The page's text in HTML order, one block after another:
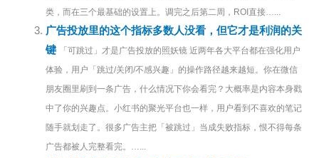
类，而在三个最基础的设置上。调完之后第二周，ROI直接…...
广告投放里的这个指标多数人没看，但它才是利润的关
键
「可跳过」才是广告投放的照妖镜 近两年各大平台都在强化用户
体验，用户「跳过/关闭/不感兴趣」的操作路径越来越短。你在微信
朋友圈里刷到一条广告，什么情况下你会看完？大概率是内容本身戳
中了你的兴趣点。小红书的聚光平台也一样，用户看到不喜欢的笔记
随手就划走了。很多广告主把「被跳过」当成失败指标，恨不得每条
广告都被人完整看完。…...